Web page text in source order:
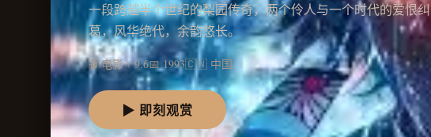
一段跨越半个世纪的梨园传奇，两个伶人与一个时代的爱恨纠
葛，风华绝代，余韵悠长。
🎬 电影⭐ 9.6📅 1993🇨🇳 中国
▶ 即刻观赏